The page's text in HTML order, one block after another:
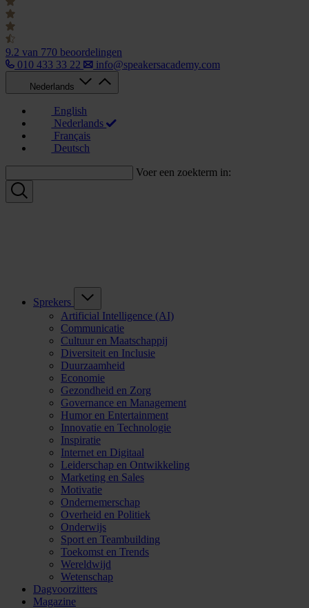
9.2 van 770 beoordelingen
010 433 33 22
info@speakersacademy.com
Nederlands
English
Nederlands
Français
Deutsch
Voer een zoekterm in:
Sprekers
Artificial Intelligence (AI)
Communicatie
Cultuur en Maatschappij
Diversiteit en Inclusie
Duurzaamheid
Economie
Gezondheid en Zorg
Governance en Management
Humor en Entertainment
Innovatie en Technologie
Inspiratie
Internet en Digitaal
Leiderschap en Ontwikkeling
Marketing en Sales
Motivatie
Ondernemerschap
Overheid en Politiek
Onderwijs
Sport en Teambuilding
Toekomst en Trends
Wereldwijd
Wetenschap
Dagvoorzitters
Magazine